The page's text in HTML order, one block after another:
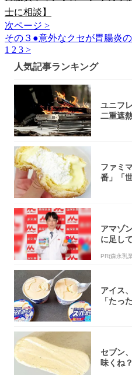
士に相談】
次ページ >
その３●意外なクセが胃腸炎
1 2 3 >
人気記事ランキング
ユニフ
二重遮
ファミ
番」「
アマゾ
に足し
PR(森永乳
アイス
「たっ
セブン
味くね